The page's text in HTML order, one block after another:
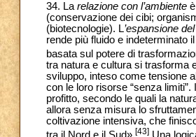
34. La relazione con l’ambiente
(conservazione dei cibi;
(biotecnologie). L’espansione
rende più fluido e indeterminato
basata sul potere di
tra natura e cultura si trasforma
sviluppo, inteso come tensione
con le loro risorse “senza
profitto, secondo le quali la
allora senza misura lo
coltivazione intensiva, che
tra il Nord e il Sud».[43] Una